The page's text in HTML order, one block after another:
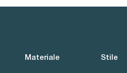
Materiale Stile